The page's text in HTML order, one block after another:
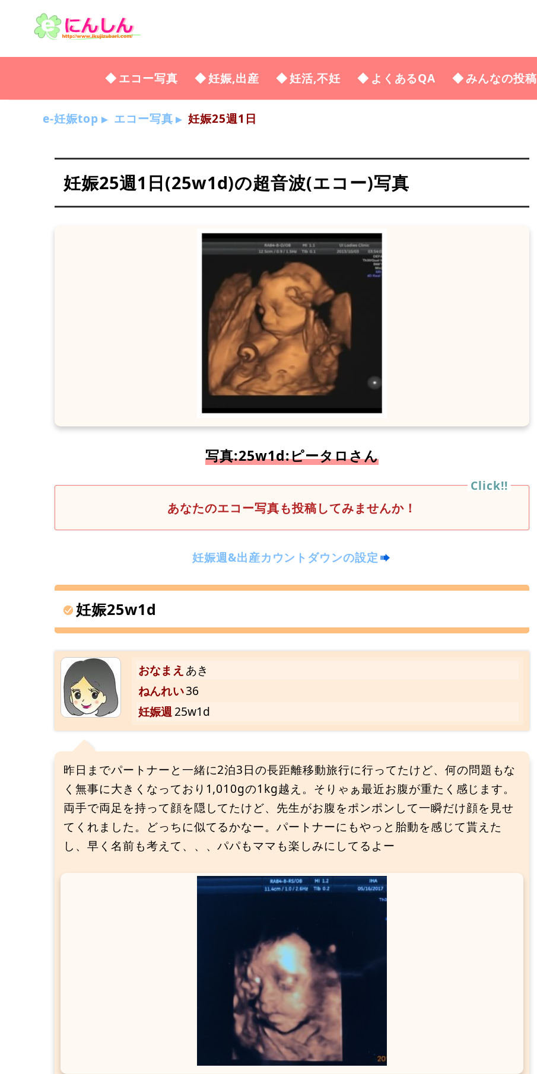
エコー写真 妊娠,出産 妊活,不妊 よくあるQA みんなの投稿
e-妊娠top エコー写真 妊娠25週1日
妊娠25週1日(25w1d)の超音波(エコー)写真
写真:25w1d:ピータロさん
あなたのエコー写真も投稿してみませんか！
妊娠週&出産カウントダウンの設定
妊娠25w1d
おなまえ あき
ねんれい36
妊娠週25w1d
昨日までパートナーと一緒に2泊3日の長距離移動旅行に行ってたけど、何の問題もな
く無事に大きくなっており1,010gの1kg越え。そりゃぁ最近お腹が重たく感じます。
両手で両足を持って顔を隠してたけど、先生がお腹をポンポンして一瞬だけ顔を見せ
てくれました。どっちに似てるかなー。パートナーにもやっと胎動を感じて貰えた
し、早く名前も考えて、、、パパもママも楽しみにしてるよー